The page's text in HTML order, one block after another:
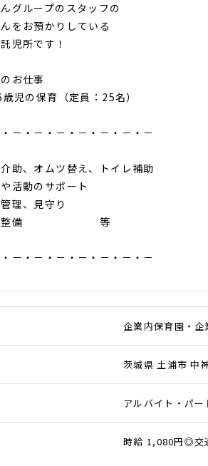
グループのスタッフの
をお預かりしている
児所です！
お仕事
児の保育（定員：25名）
－・－・－・－・－・－・－
介助、オムツ替え、トイレ補助
活動のサポート
理、見守り
境整備 等
－・－・－・－・－・－・－
企業内保育園・企
茨城県 土浦市 中
アルバイト・パー
時給 1,080円◎交